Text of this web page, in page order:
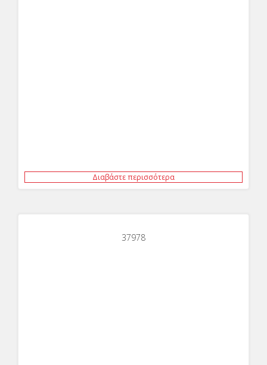
Διαβάστε περισσότερα
37978